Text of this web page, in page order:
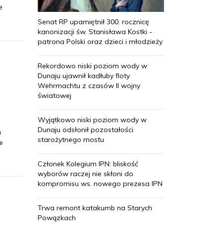
Senat RP upamiętnił 300. rocznicę
kanonizacji św. Stanisława Kostki -
patrona Polski oraz dzieci i młodzieży
Rekordowo niski poziom wody w
Dunaju ujawnił kadłuby floty
Wehrmachtu z czasów II wojny
światowej
Wyjątkowo niski poziom wody w
Dunaju odsłonił pozostałości
starożytnego mostu
Członek Kolegium IPN: bliskość
wyborów raczej nie skłoni do
kompromisu ws. nowego prezesa IPN
Trwa remont katakumb na Starych
Powązkach